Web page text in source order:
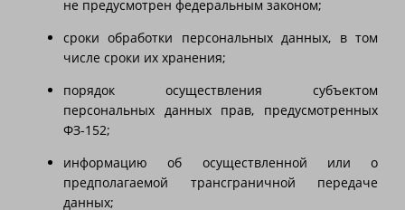
не предусмотрен федеральным законом;
сроки обработки персональных данных, в том
числе сроки их хранения;
порядок осуществления субъектом
персональных данных прав, предусмотренных
ФЗ-152;
информацию об осуществленной или о
предполагаемой трансграничной передаче
данных;